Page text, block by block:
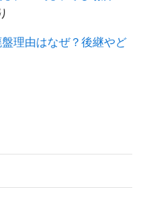
理由はなぜ？後継やど